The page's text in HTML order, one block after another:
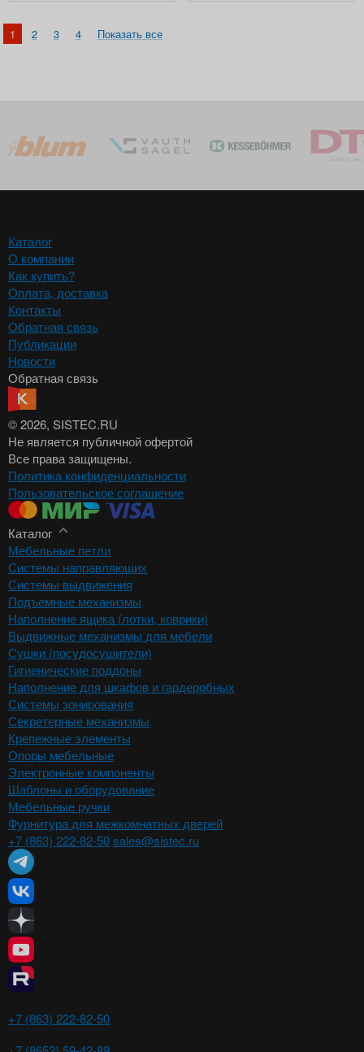
1 2 3 4 Показать все
Каталог
О компании
Как купить?
Оплата, доставка
Контакты
Обратная связь
Публикации
Новости
Обратная связь
© 2026, SISTEC.RU
Не является публичной офертой
Все права защищены.
Политика конфиденциальности
Пользовательское соглашение
Каталог
Мебельные петли
Системы направляющих
Системы выдвижения
Подъемные механизмы
Наполнение ящика (лотки, коврики)
Выдвижные механизмы для мебели
Сушки (посудосушители)
Гигиенические поддоны
Наполнение для шкафов и гардеробных
Системы зонирования
Секретерные механизмы
Крепежные элементы
Опоры мебельные
Электронные компоненты
Шаблоны и оборудование
Мебельные ручки
Фурнитура для межкомнатных дверей
+7 (863) 222-82-50sales@sistec.ru
+7 (863) 222-82-50